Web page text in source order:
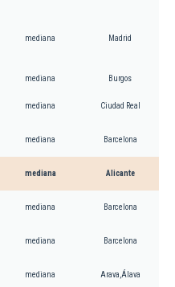
mediana Madrid
mediana Burgos
mediana Ciudad Real
mediana Barcelona
mediana Alicante
mediana Barcelona
mediana Barcelona
mediana Arava,Álava